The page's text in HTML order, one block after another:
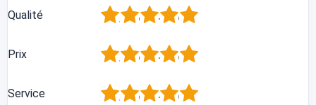
Qualité 5
4
3
2
Prix 5
4
3
2
Service 5
4
3
2